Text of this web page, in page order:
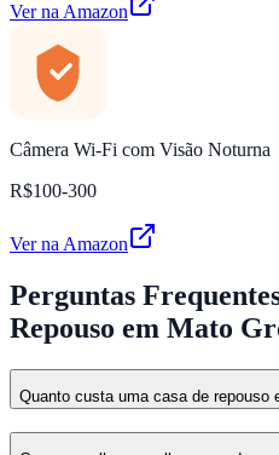
Ver na Amazon
Câmera Wi-Fi com Visão Noturna
R$100-300
Ver na Amazon
Perguntas
Repouso em Mato
Quanto custa uma casa de repouso